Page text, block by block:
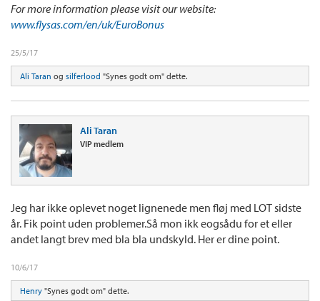
For more information please visit our website:
www.flysas.com/en/uk/EuroBonus
25/5/17
Ali Taran og silferlood "Synes godt om" dette.
Ali Taran
VIP medlem
Jeg har ikke oplevet noget lignenede men fløj med LOT sidste
år. Fik point uden problemer.Så mon ikk eogsådu for et eller
andet langt brev med bla bla undskyld. Her er dine point.
10/6/17
Henry "Synes godt om" dette.